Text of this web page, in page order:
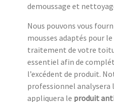
demoussage et
Nous pouvons vous
mousses adaptés pour
traitement de votre
essentiel afin de
l’excédent de produit.
professionnel analysera
appliquera le produit